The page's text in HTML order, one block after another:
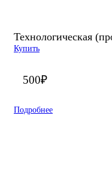
Технологическая
Купить
500₽
Подробнее